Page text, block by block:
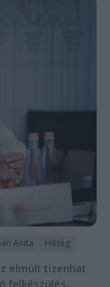
Anita Hőség
elmúlt tizenhat
felkészülés,